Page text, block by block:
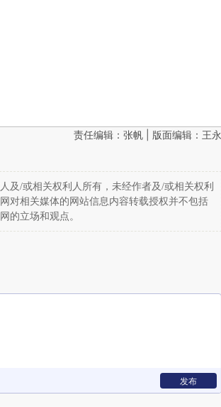
责任编辑：张帆 | 版面编辑：王永
及/或相关权利人所有，未经作者及/或相关权利
对相关媒体的网站信息内容转载授权并不包括
的立场和观点。
发布